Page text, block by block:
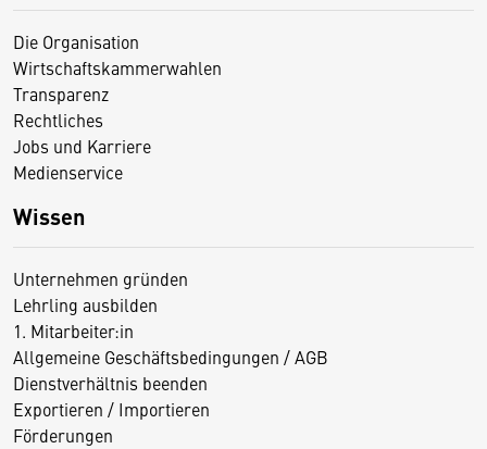
Die Organisation
Wirtschaftskammerwahlen
Transparenz
Rechtliches
Jobs und Karriere
Medienservice
Wissen
Unternehmen gründen
Lehrling ausbilden
1. Mitarbeiter:in
Allgemeine Geschäftsbedingungen / AGB
Dienstverhältnis beenden
Exportieren / Importieren
Förderungen